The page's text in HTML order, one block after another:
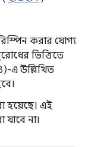
করার যোগ্য
ভিত্তিতে
এ উল্লিখিত
হয়েছে। এই
না।